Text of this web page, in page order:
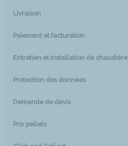
Livraison
Paiement et facturation
Entretien et installation de chaudière
Protection des données
Demande de devis
Prix pellets